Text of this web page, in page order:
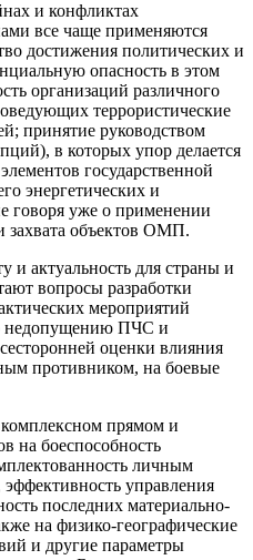
и конфликтах
все чаще применяются
достижения политических и
опасность в этом
организаций различного
террористические
принятие руководством
в которых упор делается
государственной
энергетических и
говоря уже о применении
объектов ОМП.
и актуальность для страны и
вопросы разработки
мероприятий
недопущению ПЧС и
оценки влияния
противником, на боевые
прямом и
на боеспособность
личным
управления
последних материально-
на физико-географические
и другие параметры